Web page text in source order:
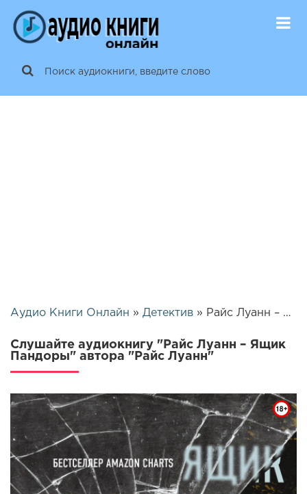
Аудио Книги Онлайн » Детектив » Райс Луанн – Ящик Пандоры | 26067
Слушайте аудиокнигу "Райс Луанн – Ящик
Пандоры" автора "Райс Луанн"